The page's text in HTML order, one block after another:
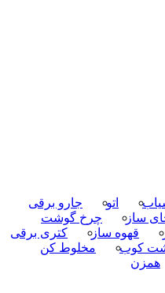
اتو
جارو برقی
ساز
چرخ گوشت
قهوه ساز
کتری برقی
کوب
مخلوط کن
همزن